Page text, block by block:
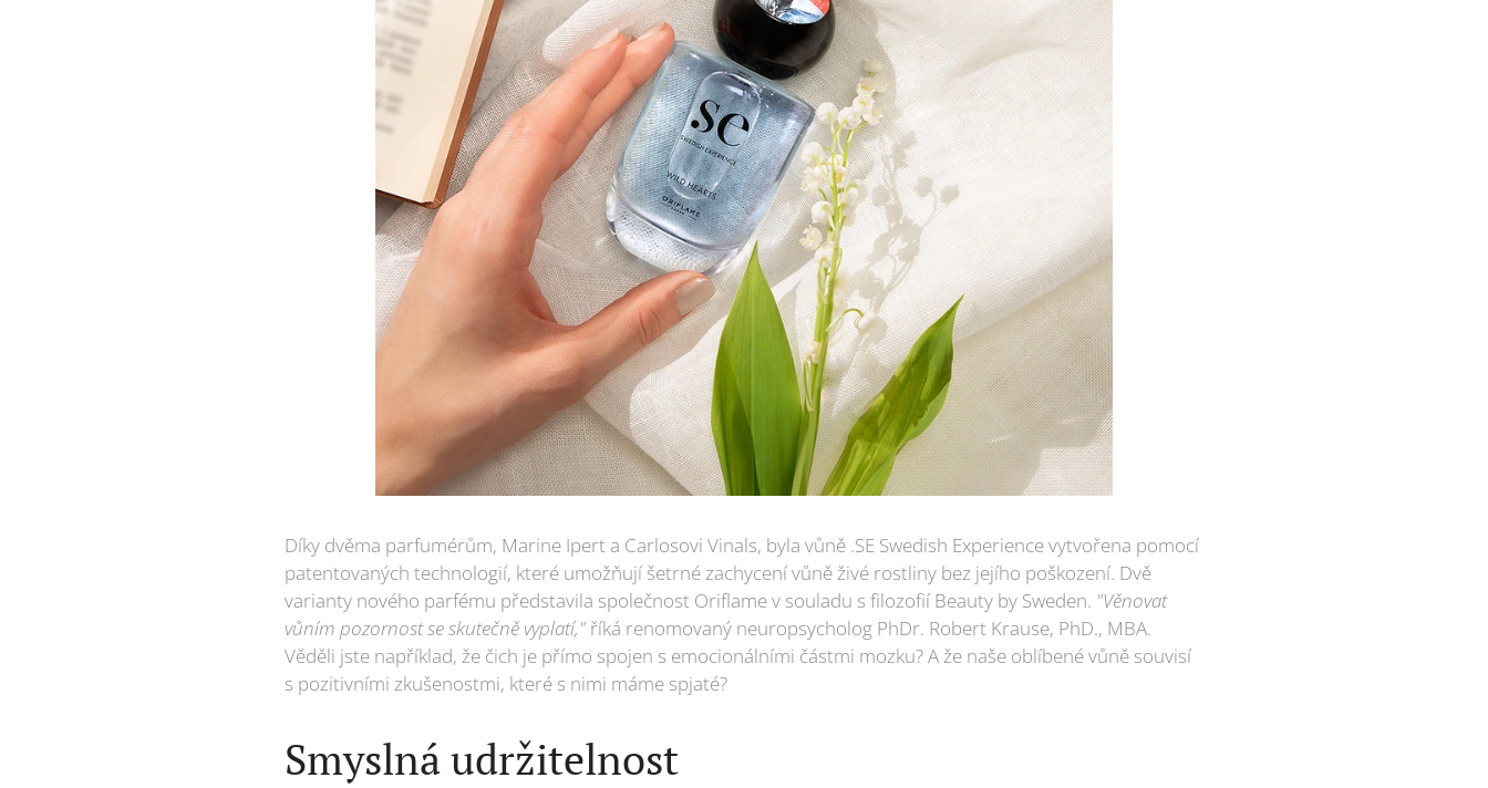
Díky dvěma parfumérům, Marine Ipert a Carlosovi Vinals, byla vůně .SE Swedish Experience vytvořena pomocí
patentovaných technologií, které umožňují šetrné zachycení vůně živé rostliny bez jejího poškození. Dvě
varianty nového parfému představila společnost Oriflame v souladu s filozofií Beauty by Sweden. "Věnovat
vůním pozornost se skutečně vyplatí," říká renomovaný neuropsycholog PhDr. Robert Krause, PhD., MBA.
Věděli jste například, že čich je přímo spojen s emocionálními částmi mozku? A že naše oblíbené vůně souvisí
s pozitivními zkušenostmi, které s nimi máme spjaté?
Smyslná udržitelnost